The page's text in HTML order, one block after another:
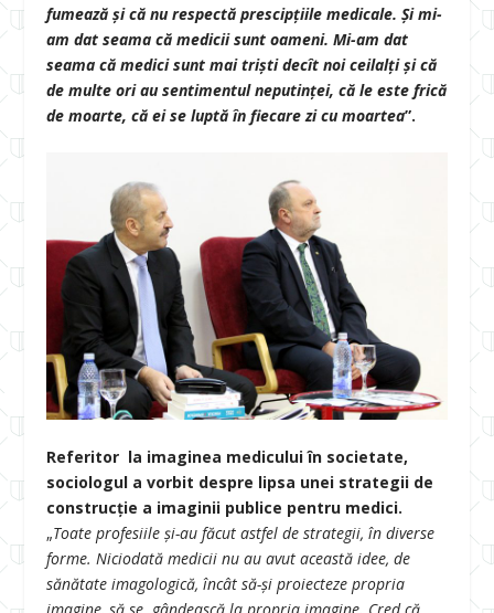
fumează și că nu respectă prescipțiile medicale. Și mi-
am dat seama că medicii sunt oameni. Mi-am dat
seama că medici sunt mai triști decît noi ceilalți și că
de multe ori au sentimentul neputinței, că le este frică
de moarte, că ei se luptă în fiecare zi cu moartea”.
Referitor la imaginea medicului în societate,
sociologul a vorbit despre lipsa unei strategii de
construcție a imaginii publice pentru medici.
„Toate profesiile și-au făcut astfel de strategii, în diverse
forme. Niciodată medicii nu au avut această idee, de
sănătate imagologică, încât să-și proiecteze propria